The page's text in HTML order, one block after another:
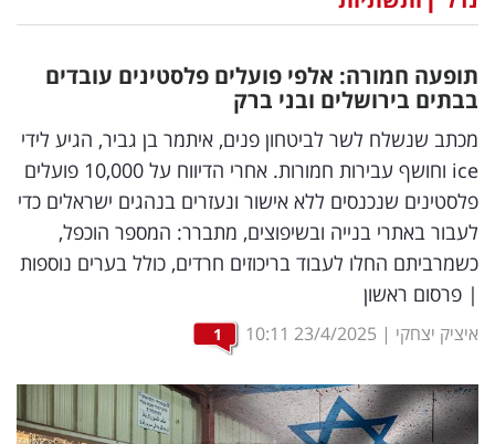
דיגיטל
וטק
שיווק
ופרסום
משפט
מדדים
דעות
תופעה חמורה: אלפי פועלים פלסטינים עובדים
בבתים בירושלים ובני ברק
מכתב שנשלח לשר לביטחון פנים, איתמר בן גביר, הגיע לידי
ice וחושף עבירות חמורות. אחרי הדיווח על 10,000 פועלים
פלסטינים שנכנסים ללא אישור ונעזרים בנהגים ישראלים כדי
לעבור באתרי בנייה ובשיפוצים, מתברר: המספר הוכפל,
כשמרביתם החלו לעבוד בריכוזים חרדים, כולל בערים נוספות
| פרסום ראשון
איציק יצחקי |
23/4/2025
10:11
1